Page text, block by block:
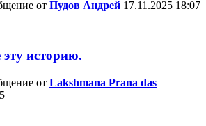
от Пудов Андрей 17.11.2025 18:07
историю.
от Lakshmana Prana das